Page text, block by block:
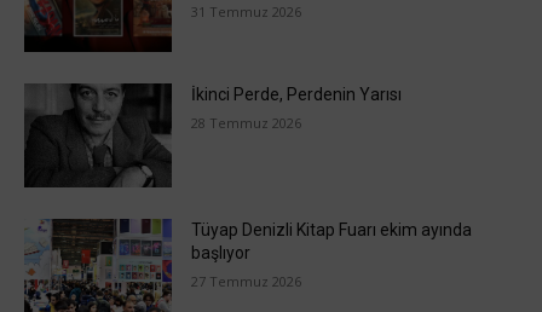
31 Temmuz 2026
İkinci Perde, Perdenin Yarısı
28 Temmuz 2026
Tüyap Denizli Kitap Fuarı ekim ayında
başlıyor
27 Temmuz 2026